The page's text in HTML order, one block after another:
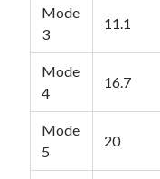
Mode
3
11.1
Mode
4
16.7
Mode
5
20